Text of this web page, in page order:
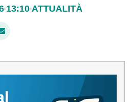
13:10 ATTUALITÀ